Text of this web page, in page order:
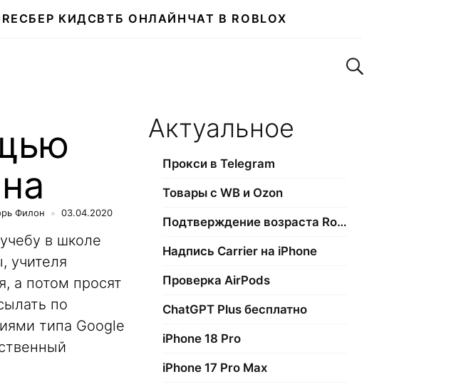
СБЕР КИДСВТБ ОНЛАЙН ЧАТ В ROBLOX
Поиск по сайту
Филон 03.04.2020
в школе
учителя
а потом просят
по
типа Google
Актуальное
Прокси в Telegram
Товары с WB и Ozon
Подтверждение возраста Roblox
Надпись Carrier на iPhone
Проверка AirPods
ChatGPT Plus бесплатно
iPhone 18 Pro
iPhone 17 Pro Max